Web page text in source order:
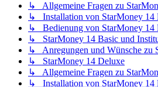
↳ Allgemeine Fragen zu
↳ Installation von StarMoney 14
↳ Bedienung von StarMoney 14
↳ StarMoney 14 Basic und
↳ Anregungen und Wünsche zu
↳ StarMoney 14 Deluxe
↳ Allgemeine Fragen zu
↳ Installation von StarMoney 14